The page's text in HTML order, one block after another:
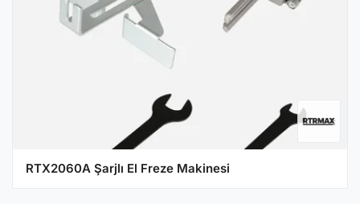
RTX2060A Şarjlı El Freze Makinesi